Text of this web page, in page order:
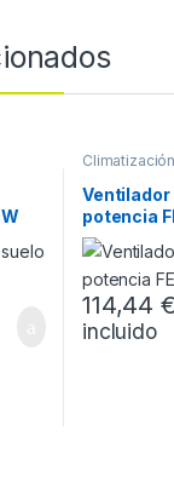
Climatización
potencia
114,44€
incluido